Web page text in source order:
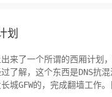
划
来了一个所谓的西厢计划
了解，这个东西是DNS抗
城GFW的，完成翻墙工作